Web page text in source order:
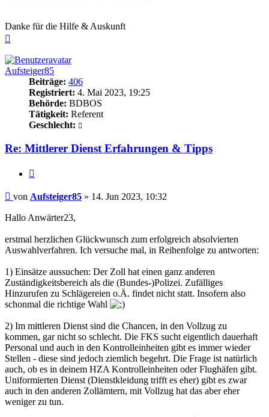
Danke für die Hilfe & Auskunft
Aufsteiger85
Beiträge: 406
Registriert: 4. Mai 2023, 19:25
Behörde: BDBOS
Tätigkeit: Referent
Geschlecht:
Re: Mittlerer Dienst Erfahrungen & Tipps
Beitrag
von Aufsteiger85 » 14. Jun 2023, 10:32
Hallo Anwärter23,
erstmal herzlichen Glückwunsch zum erfolgreich absolvierten
Auswahlverfahren. Ich versuche mal, in Reihenfolge zu antworten:
1) Einsätze aussuchen: Der Zoll hat einen ganz anderen
Zuständigkeitsbereich als die (Bundes-)Polizei. Zufälliges
Hinzurufen zu Schlägereien o.Ä. findet nicht statt. Insofern also
schonmal die richtige Wahl
2) Im mittleren Dienst sind die Chancen, in den Vollzug zu
kommen, gar nicht so schlecht. Die FKS sucht eigentlich dauerhaft
Personal und auch in den Kontrolleinheiten gibt es immer wieder
Stellen - diese sind jedoch ziemlich begehrt. Die Frage ist natürlich
auch, ob es in deinem HZA Kontrolleinheiten oder Flughäfen gibt.
Uniformierten Dienst (Dienstkleidung trifft es eher) gibt es zwar
auch in den anderen Zollämtern, mit Vollzug hat das aber eher
weniger zu tun.